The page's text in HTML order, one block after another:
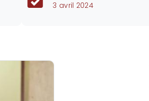
3 avril 2024